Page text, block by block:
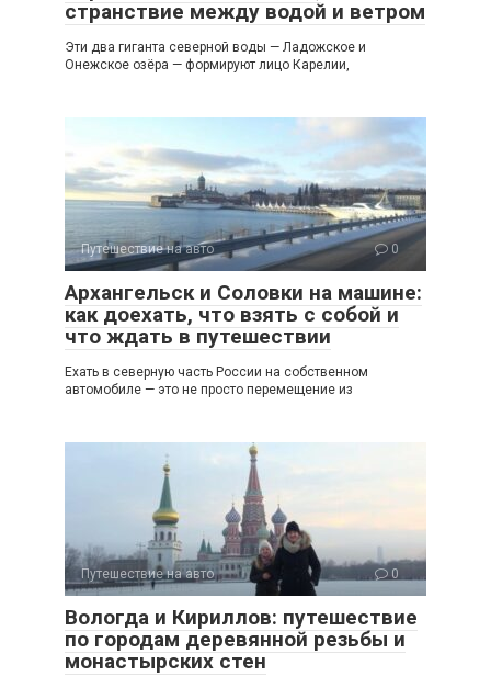
странствие между водой и ветром
Эти два гиганта северной воды — Ладожское и
Онежское озёра — формируют лицо Карелии,
Путешествие на авто 0
Архангельск и Соловки на машине:
как доехать, что взять с собой и
что ждать в путешествии
Ехать в северную часть России на собственном
автомобиле — это не просто перемещение из
Путешествие на авто 0
Вологда и Кириллов: путешествие
по городам деревянной резьбы и
монастырских стен